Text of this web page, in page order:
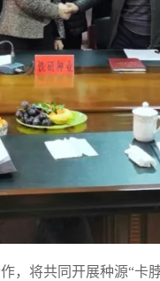
，将共同开展种源“卡